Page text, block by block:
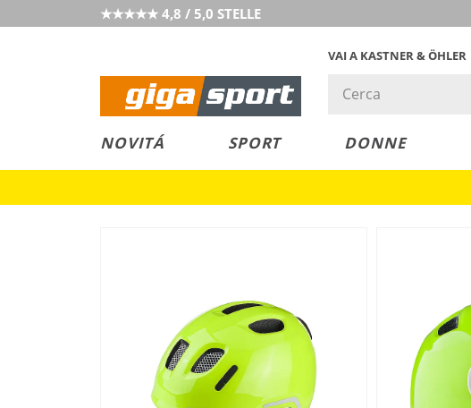
★★★★★ 4,8 / 5,0 STELLE
VAI A KASTNER & ÖHLER
NOVITÁ SPORT DONNE